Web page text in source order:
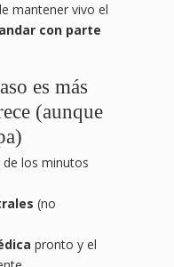
mantener vivo el
con parte
es más
(aunque
los minutos
(no
pronto y el